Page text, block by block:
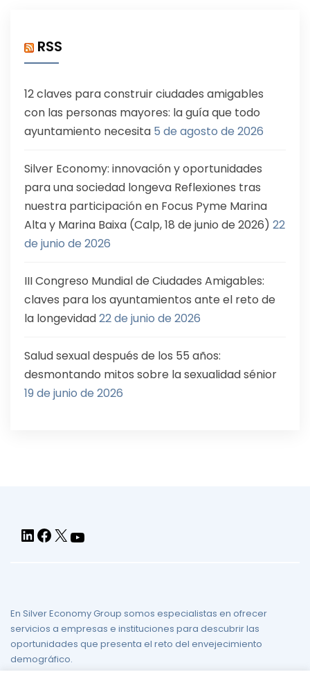
RSS
12 claves para construir ciudades amigables
con las personas mayores: la guía que todo
ayuntamiento necesita 5 de agosto de 2026
Silver Economy: innovación y oportunidades
para una sociedad longeva Reflexiones tras
nuestra participación en Focus Pyme Marina
Alta y Marina Baixa (Calp, 18 de junio de 2026) 22
de junio de 2026
III Congreso Mundial de Ciudades Amigables:
claves para los ayuntamientos ante el reto de
la longevidad22 de junio de 2026
Salud sexual después de los 55 años:
desmontando mitos sobre la sexualidad sénior
19 de junio de 2026
LinkedInFacebook
X
En Silver Economy Group somos especialistas en ofrecer
servicios a empresas e instituciones para descubrir las
oportunidades que presenta el reto del envejecimiento
demográfico.